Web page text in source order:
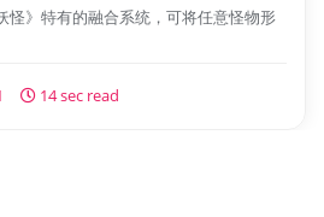
怪》特有的融合系统，可将任意怪物形
14 sec read